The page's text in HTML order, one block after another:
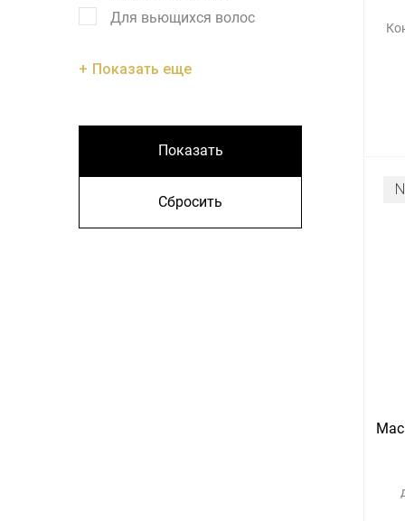
Для вьющихся волос
Показать еще
Показать
Сбросить